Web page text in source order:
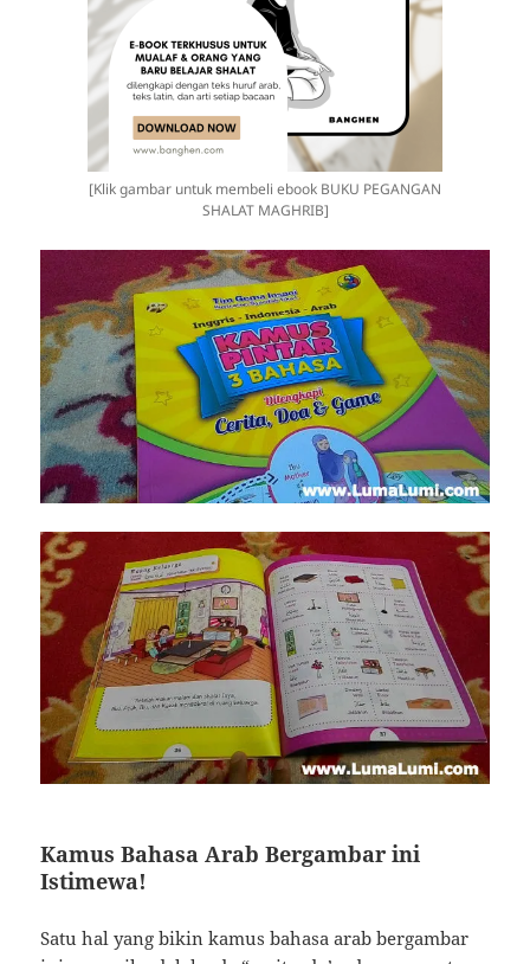
[Klik gambar untuk membeli ebook BUKU PEGANGAN
SHALAT MAGHRIB]
Kamus Bahasa Arab Bergambar ini
Istimewa!
Satu hal yang bikin kamus bahasa arab bergambar